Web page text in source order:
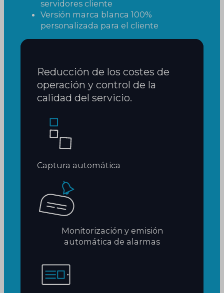
servidores cliente
Versión marca blanca 100%
personalizada para el cliente
Reducción de los costes de
operación y control de la
calidad del servicio.
Captura automática
Monitorización y emisión
automática de alarmas